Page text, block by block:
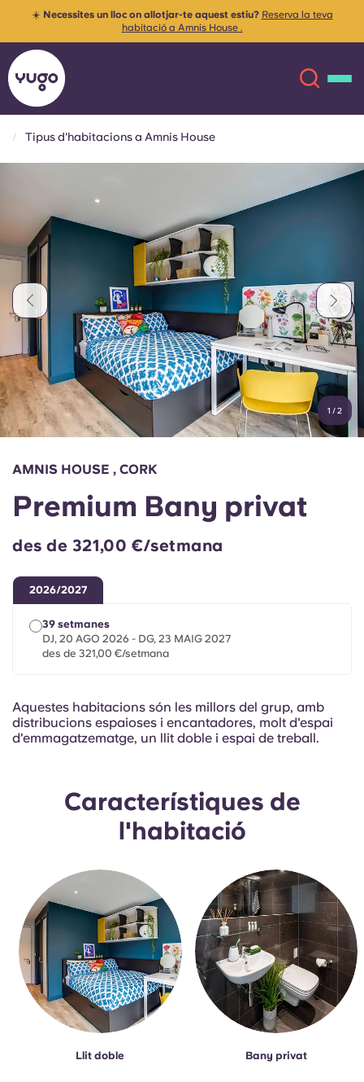
Ubicacions
Més
Compte Llengua
English (GB)
Chinese
Español
Deutsch
French
Selecciona un país
Reserva ara
Chinese Español
Català Deutsch
Italian French
Portuguese
☀️ Necessites un lloc on allotjar-te aquest estiu? Reserva la teva
habitació a Amnis House .
Tipus d'habitacions a Amnis House
1 /2
AMNIS HOUSE , CORK
Premium Bany privat
des de 321,00 €/setmana
2026/2027
39 setmanes
DJ, 20 AGO 2026 - DG, 23 MAIG 2027
des de 321,00 €/setmana
Aquestes habitacions són les millors del grup, amb
distribucions espaioses i encantadores, molt d'espai
d'emmagatzematge, un llit doble i espai de treball.
Característiques de
l'habitació
Llit doble Bany privat